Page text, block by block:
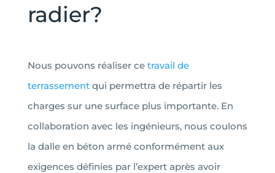
radier?
Nous pouvons réaliser ce travail de
terrassementqui permettra de répartir les
charges sur une surface plus importante. En
collaboration avec les ingénieurs, nous coulons
la dalle en béton armé conformément aux
exigences définies par l’expert après avoir